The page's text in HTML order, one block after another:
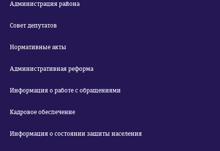
Администрация района
Совет депутатов
Нормативные акты
Административная реформа
Информация о работе с обращениями
Кадровое обеспечение
Информация о состоянии защиты населения